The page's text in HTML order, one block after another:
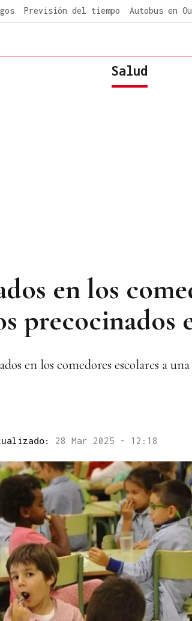
Previsión del tiempo Autobus en
Salud
en los
precocinados
en los comedores escolares a
28 Mar 2025 - 12:18